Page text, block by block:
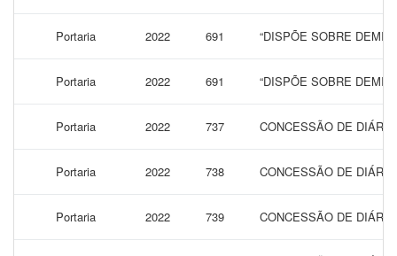
Portaria 2022 691 “DISPÕE SOBRE
Portaria 2022 691 “DISPÕE SOBRE
Portaria 2022 737 CONCESSÃO DE
Portaria 2022 738 CONCESSÃO DE
Portaria 2022 739 CONCESSÃO DE